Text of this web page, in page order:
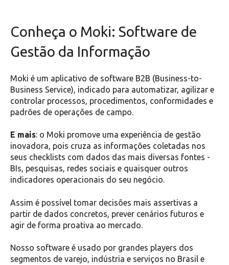
Conheça o Moki: Software de
Gestão da Informação
Moki é um aplicativo de software B2B (Business-to-
Business Service), indicado para automatizar, agilizar e
controlar processos, procedimentos, conformidades e
padrões de operações de campo.
E mais: o Moki promove uma experiência de gestão
inovadora, pois cruza as informações coletadas nos
seus checklists com dados das mais diversas fontes -
BIs, pesquisas, redes sociais e quaisquer outros
indicadores operacionais do seu negócio.
Assim é possível tomar decisões mais assertivas a
partir de dados concretos, prever cenários futuros e
agir de forma proativa ao mercado.
Nosso software é usado por grandes players dos
segmentos de varejo, indústria e serviços no Brasil e